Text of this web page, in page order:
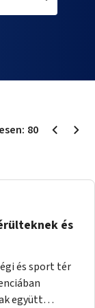
80
és
és sport tér
együtt